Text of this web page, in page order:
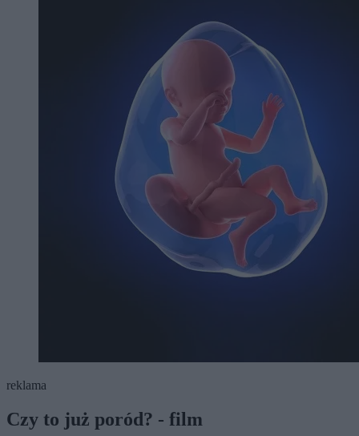
reklama
Czy to już poród? - film